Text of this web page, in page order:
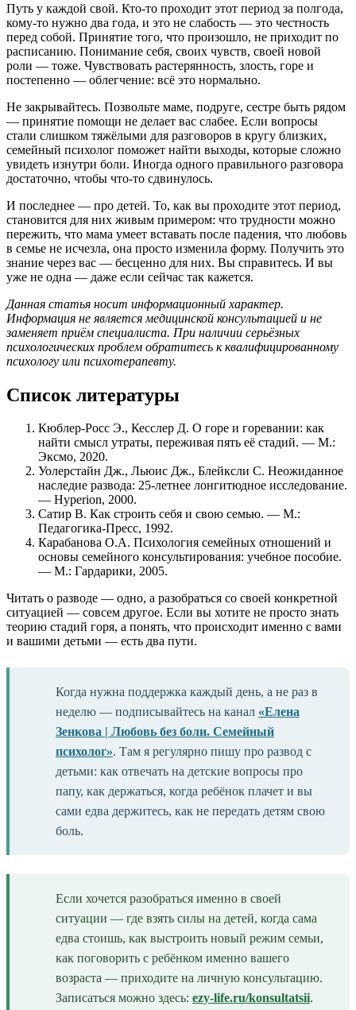
Путь у каждой свой. Кто-то проходит этот период за полгода,
кому-то нужно два года, и это не слабость — это честность
перед собой. Принятие того, что произошло, не приходит по
расписанию. Понимание себя, своих чувств, своей новой
роли — тоже. Чувствовать растерянность, злость, горе и
постепенно — облегчение: всё это нормально.
Не закрывайтесь. Позвольте маме, подруге, сестре быть рядом
— принятие помощи не делает вас слабее. Если вопросы
стали слишком тяжёлыми для разговоров в кругу близких,
семейный психолог поможет найти выходы, которые сложно
увидеть изнутри боли. Иногда одного правильного разговора
достаточно, чтобы что-то сдвинулось.
И последнее — про детей. То, как вы проходите этот период,
становится для них живым примером: что трудности можно
пережить, что мама умеет вставать после падения, что любовь
в семье не исчезла, она просто изменила форму. Получить это
знание через вас — бесценно для них. Вы справитесь. И вы
уже не одна — даже если сейчас так кажется.
Данная статья носит информационный характер.
Информация не является медицинской консультацией и не
заменяет приём специалиста. При наличии серьёзных
психологических проблем обратитесь к квалифицированному
психологу или психотерапевту.
Список литературы
Кюблер-Росс Э., Кесслер Д. О горе и горевании: как
найти смысл утраты, переживая пять её стадий. — М.:
Эксмо, 2020.
Уолерстайн Дж., Льюис Дж., Блейксли С. Неожиданное
наследие развода: 25-летнее лонгитюдное исследование.
— Hyperion, 2000.
Сатир В. Как строить себя и свою семью. — М.:
Педагогика-Пресс, 1992.
Карабанова О.А. Психология семейных отношений и
основы семейного консультирования: учебное пособие.
— М.: Гардарики, 2005.
Читать о разводе — одно, а разобраться со своей конкретной
ситуацией — совсем другое. Если вы хотите не просто знать
теорию стадий горя, а понять, что происходит именно с вами
и вашими детьми — есть два пути.
Когда нужна поддержка каждый день, а не раз в
неделю — подписывайтесь на канал «Елена
Зенкова | Любовь без боли. Семейный
психолог». Там я регулярно пишу про развод с
детьми: как отвечать на детские вопросы про
папу, как держаться, когда ребёнок плачет и вы
сами едва держитесь, как не передать детям свою
боль.
Если хочется разобраться именно в своей
ситуации — где взять силы на детей, когда сама
едва стоишь, как выстроить новый режим семьи,
как поговорить с ребёнком именно вашего
возраста — приходите на личную консультацию.
Записаться можно здесь: ezy-life.ru/konsultatsii.